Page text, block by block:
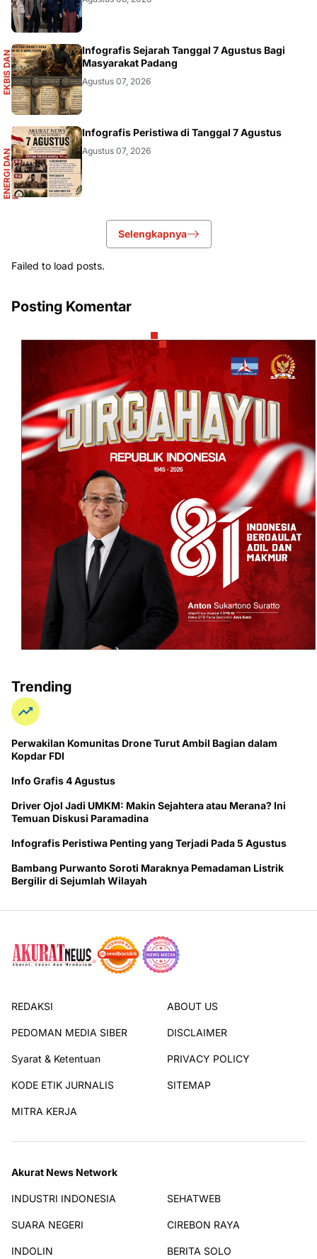
E
K
B
I
S
D
A
N
I
N
F
O
G
R
A
F
IS
Infografis Sejarah Tanggal 7 Agustus Bagi
Masyarakat Padang
Agustus 07, 2026
E
N
E
R
G
I
D
A
N
I
N
F
R
A
S
T
R
U
K
T
UR Infografis Peristiwa di Tanggal 7 Agustus
Agustus 07, 2026
Selengkapnya
Failed to load posts.
Posting Komentar
Trending
Perwakilan Komunitas Drone Turut Ambil Bagian dalam
Kopdar FDI
Info Grafis 4 Agustus
Driver Ojol Jadi UMKM: Makin Sejahtera atau Merana? Ini
Temuan Diskusi Paramadina
Infografis Peristiwa Penting yang Terjadi Pada 5 Agustus
Bambang Purwanto Soroti Maraknya Pemadaman Listrik
Bergilir di Sejumlah Wilayah
REDAKSI ABOUT US
PEDOMAN MEDIA SIBER DISCLAIMER
Syarat & Ketentuan PRIVACY POLICY
KODE ETIK JURNALIS SITEMAP
MITRA KERJA
Akurat News Network
INDUSTRI INDONESIA SEHATWEB
SUARA NEGERI CIREBON RAYA
INDOLIN BERITA SOLO